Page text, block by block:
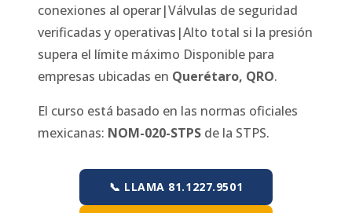
conexiones al operar|Válvulas de seguridad
verificadas y operativas|Alto total si la presión
supera el límite máximo Disponible para
empresas ubicadas en Querétaro, QRO.
El curso está basado en las normas oficiales
mexicanas: NOM-020-STPS de la STPS.
📞 LLAMA 81.1227.9501